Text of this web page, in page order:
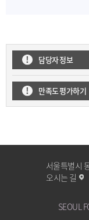
담당자 정보
만족도 평가하기
서울특별시
오시는 길
SEOUL